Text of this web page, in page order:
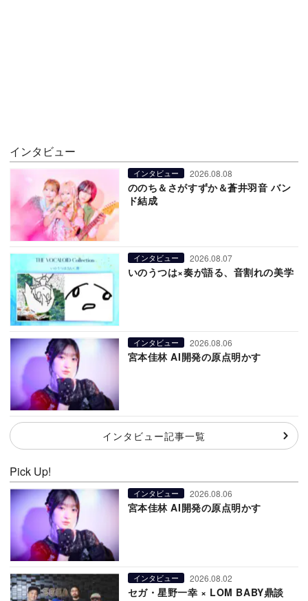
インタビュー
インタビュー 2026.08.08
ののち＆さがすずか＆蒼井羽音 バン
ド結成
インタビュー 2026.08.07
いのうつは×奏が語る、音割れの美学
インタビュー 2026.08.06
宮本佳林 AI開発の原点明かす
インタビュー記事一覧
Pick Up!
インタビュー 2026.08.06
宮本佳林 AI開発の原点明かす
インタビュー 2026.08.02
セガ・星野一幸 × LOM BABY鼎談